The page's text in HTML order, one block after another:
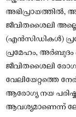
അഭിപ്രായത്തിൽ,
ജീവിതശൈലി
(എൻസിഡികൾ)
പ്രമേഹം, അർബുദം
ജീവിതശൈലി
വേലിയേറ്റത്തെ
ആരോഗ്യ നയ
ആവശ്യമാണെന്ന്